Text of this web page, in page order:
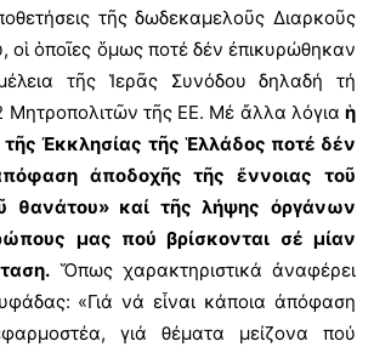
τῆς δωδεκαμελοῦς Διαρκοῦς
οἱ ὁποῖες ὅμως ποτέ δέν ἐπικυρώθηκαν
τῆς Ἱερᾶς Συνόδου δηλαδή τή
Μητροπολιτῶν τῆς ΕΕ. Μέ ἄλλα λόγια ἡ
τῆς Ἐκκλησίας τῆς Ἑλλάδος ποτέ δέν
ἀποδοχῆς τῆς ἔννοιας τοῦ
θανάτου» καί τῆς λήψης ὀργάνων
μας πού βρίσκονται σέ μίαν
Ὅπως χαρακτηριστικά ἀναφέρει
«Γιά νά εἶναι κάποια ἀπόφαση
γιά θέματα μείζονα πού